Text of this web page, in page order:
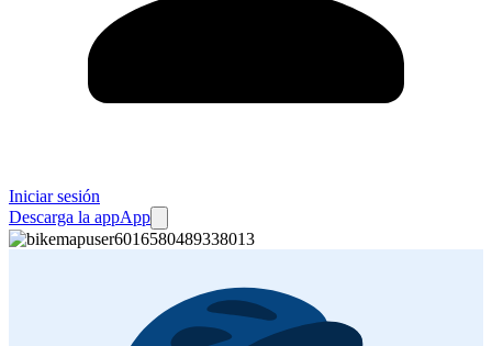
Iniciar sesión
Descarga la appApp